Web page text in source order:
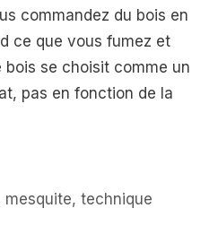
commandez du bois en
ce que vous fumez et
bois se choisit comme un
pas en fonction de la
mesquite,technique